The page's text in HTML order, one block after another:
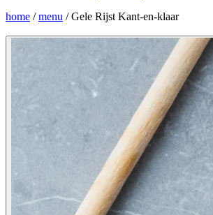
home / menu / Gele Rijst Kant-en-klaar